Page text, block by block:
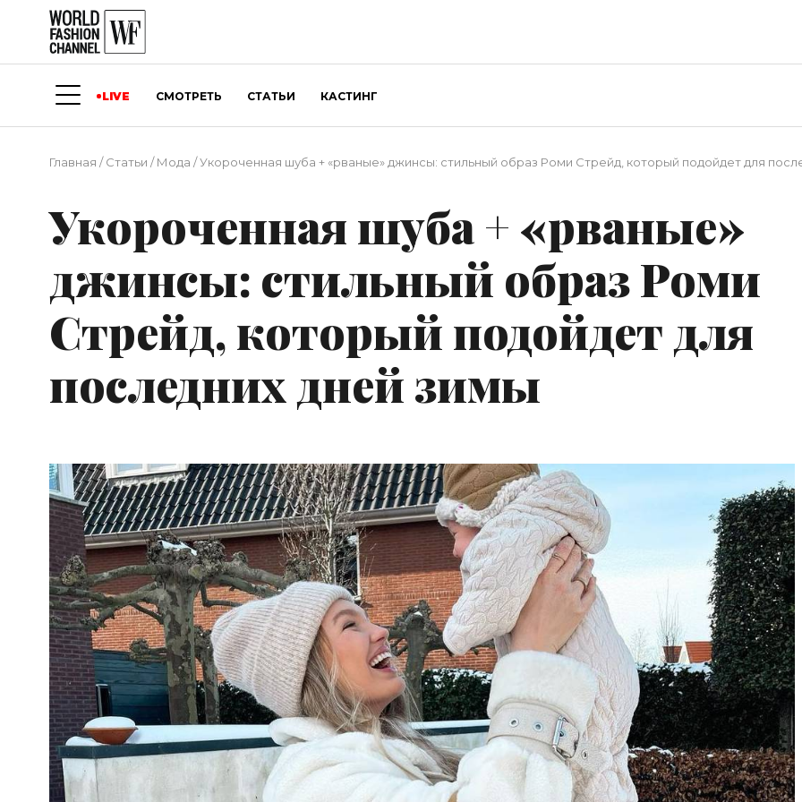
LIVE СМОТРЕТЬ СТАТЬИ КАСТИНГ
Главная /Статьи /Мода /Укороченная шуба + «рваные» джинсы: стильный образ Роми Стрейд, который подойдет для
Укороченная шуба + «рваные»
джинсы: стильный образ Роми
Стрейд, который подойдет для
последних дней зимы